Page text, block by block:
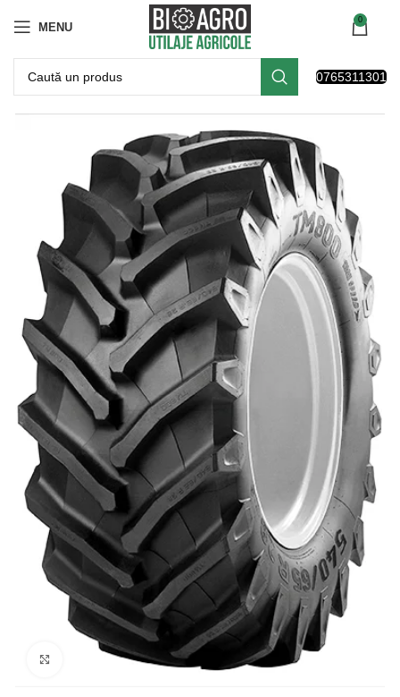
MENU
0
0765311301
Click to enlarge